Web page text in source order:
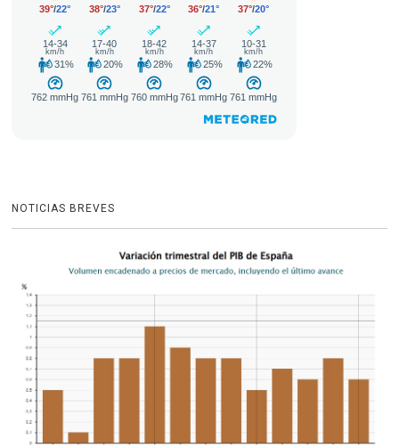
NOTICIAS BREVES